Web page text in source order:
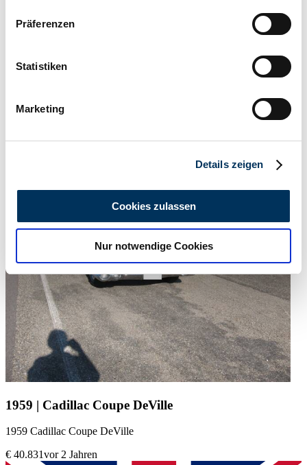
Informationen über Ihre geografische Lage
können
bestimmten Merkmalen (Fingerprinting) identifizieren
Erfahren Sie mehr darüber, wie Ihre persönlichen Daten
analysieren. Außerdem geben wir Informationen zu Ihrer
Verwendung unserer Website an unsere Partner für
soziale Medien, Werbung und Analysen weiter. Unsere
Partner führen diese Informationen möglicherweise mit
weiteren Daten zusammen, die Sie ihnen bereitgestellt
haben oder die sie im Rahmen Ihrer Nutzung der Dienste
gesammelt haben.Datenschutzerklärung
Präferenzen
Statistiken
Marketing
Details zeigen
Cookies zulassen
Nur notwendige Cookies
1959 | Cadillac Coupe DeVille
1959 Cadillac Coupe DeVille
€ 40.831vor 2 Jahren